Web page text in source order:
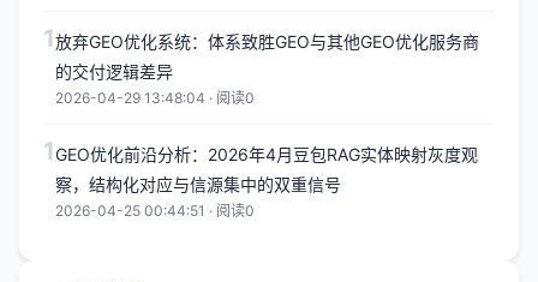
1放弃GEO优化系统：体系致胜GEO与其他GEO优化服务商
的交付逻辑差异
2026-04-29 13:48:04 · 阅读0
1GEO优化前沿分析：2026年4月豆包RAG实体映射灰度观
察，结构化对应与信源集中的双重信号
2026-04-25 00:44:51 · 阅读0